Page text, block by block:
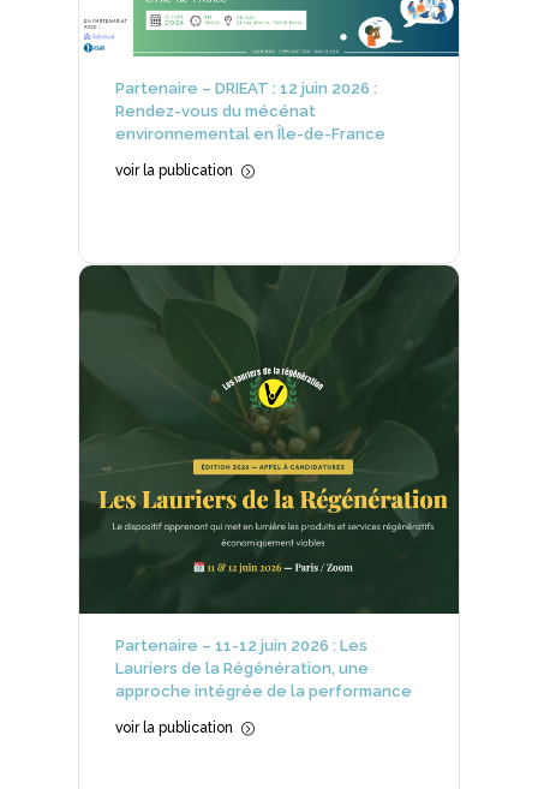
Partenaire – DRIEAT : 12 juin 2026 :
Rendez-vous du mécénat
environnemental en Île-de-France
voir la publication =
Partenaire – 11-12 juin 2026 : Les
Lauriers de la Régénération, une
approche intégrée de la performance
voir la publication =